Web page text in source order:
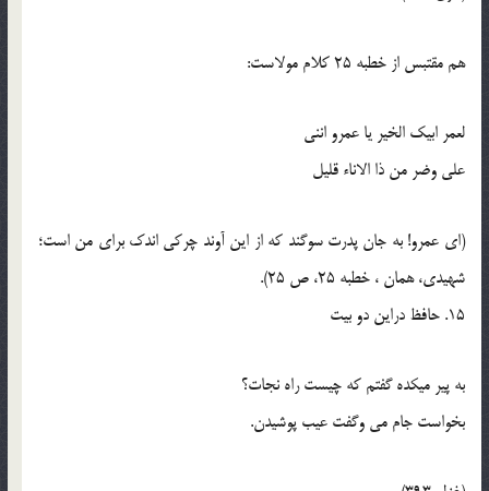
هم مقتبس از خطبه 25 کلام مولاست:
لعمر ابيک الخير يا عمرو انني
علي وضر من ذا الاناء قليل
(اي عمرو! به جان پدرت سوگند که از اين آوند چرکي اندک براي من است؛
شهيدي، همان ، خطبه 25، ص 25).
15. حافظ دراين دو بيت
به پير ميکده گفتم که چيست راه نجات؟
بخواست جام مي وگفت عيب پوشيدن.